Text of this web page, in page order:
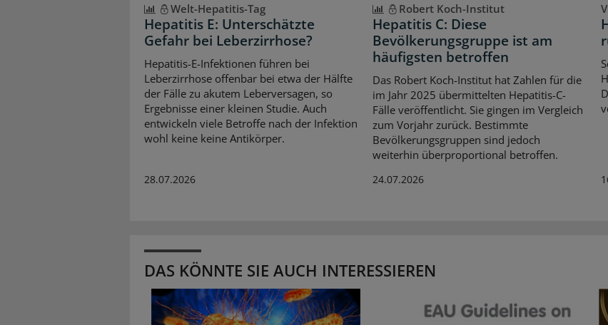
Welt-Hepatitis-Tag
Hepatitis E: Unterschätzte
Gefahr bei Leberzirrhose?
Hepatitis-E-Infektionen führen bei
Leberzirrhose offenbar bei etwa der Hälfte
der Fälle zu akutem Leberversagen, so
Ergebnisse einer kleinen Studie. Auch
entwickeln viele Betroffe nach der Infektion
wohl keine keine Antikörper.
28.07.2026
Robert Koch-Institut
Hepatitis C: Diese
Bevölkerungsgruppe ist am
häufigsten betroffen
Das Robert Koch-Institut hat Zahlen für die
im Jahr 2025 übermittelten Hepatitis-C-
Fälle veröffentlicht. Sie gingen im Vergleich
zum Vorjahr zurück. Bestimmte
Bevölkerungsgruppen sind jedoch
weiterhin überproportional betroffen.
24.07.2026
DAS KÖNNTE SIE AUCH INTERESSIEREN